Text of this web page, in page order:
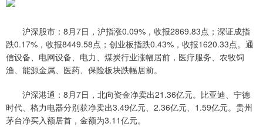
沪深股市：8月7日，沪指涨0.09%，收报2869.83点；深证成指
跌0.17%，收报8449.58点；创业板指跌0.43%，收报1620.33点。通
信设备、电网设备、电力、煤炭行业涨幅居前，医疗服务、农牧饲
渔、能源金属、医药、保险板块跌幅居前。
沪深港通：8月7日，北向资金净卖出21.36亿元。比亚迪、宁德
时代、格力电器分别获净卖出3.49亿元、2.36亿元、1.59亿元。贵州
茅台净买入额居首，金额为3.11亿元。